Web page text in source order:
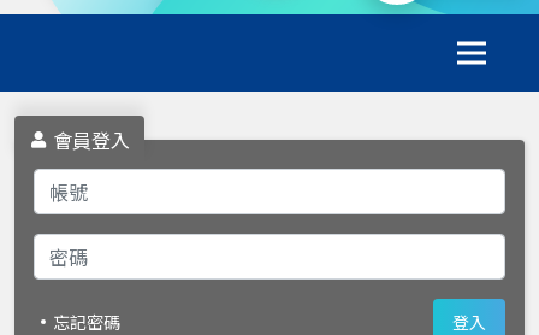
會員登入
登入
忘記密碼